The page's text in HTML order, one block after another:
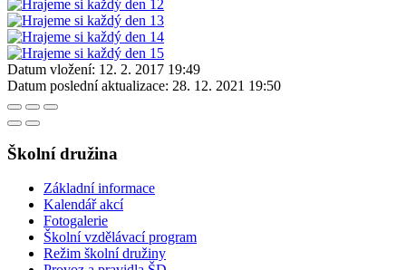
Datum vložení: 12. 2. 2017 19:49
Datum poslední aktualizace: 28. 12. 2021 19:50
Školní družina
Základní informace
Kalendář akcí
Fotogalerie
Školní vzdělávací program
Režim školní družiny